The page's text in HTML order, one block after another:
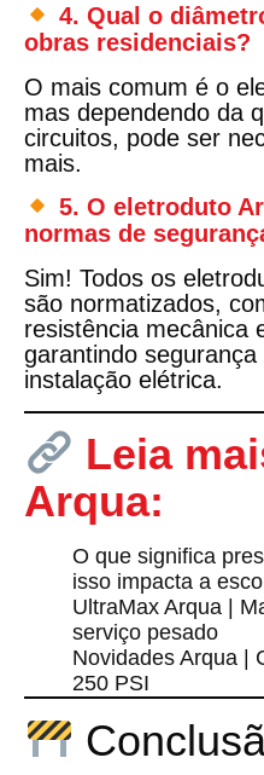
4. Qual o
obras residenciais?
O mais comum é o
mas dependendo da
circuitos, pode ser
mais.
5. O eletroduto
normas de
Sim! Todos os
são normatizados,
resistência mecânica
garantindo
instalação elétrica.
Leia
Arqua:
O que significa
isso impacta a
UltraMax Arqua |
serviço pesado
Novidades Arqua |
250 PSI